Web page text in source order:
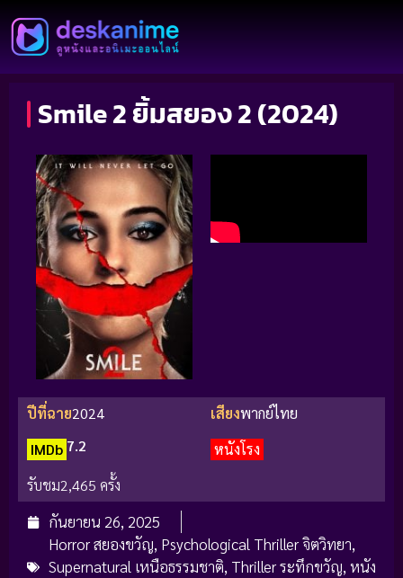
Smile 2 ยิ้มสยอง 2 (2024)
ปีที่ฉาย2024 เสียงพากย์ไทย
IMDb 7.2
หนังโรง
รับชม2,465 ครั้ง
กันยายน 26, 2025
Horror สยองขวัญ, Psychological Thriller จิตวิทยา,
Supernatural เหนือธรรมชาติ, Thriller ระทึกขวัญ, หนัง